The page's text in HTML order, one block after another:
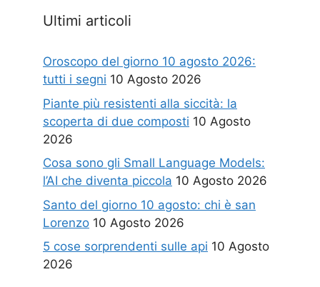
Ultimi articoli
Oroscopo del giorno 10 agosto 2026:
tutti i segni 10 Agosto 2026
Piante più resistenti alla siccità: la
scoperta di due composti 10 Agosto
2026
Cosa sono gli Small Language Models:
l’AI che diventa piccola 10 Agosto 2026
Santo del giorno 10 agosto: chi è san
Lorenzo 10 Agosto 2026
5 cose sorprendenti sulle api 10 Agosto
2026